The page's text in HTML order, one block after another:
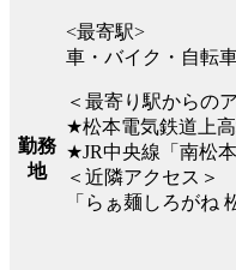
勤務
地
<最寄駅>
車・バイク・自転
＜最寄り駅からの
★松本電気鉄道上
★JR中央線「南松
＜近隣アクセス＞
「らぁ麺しろがね